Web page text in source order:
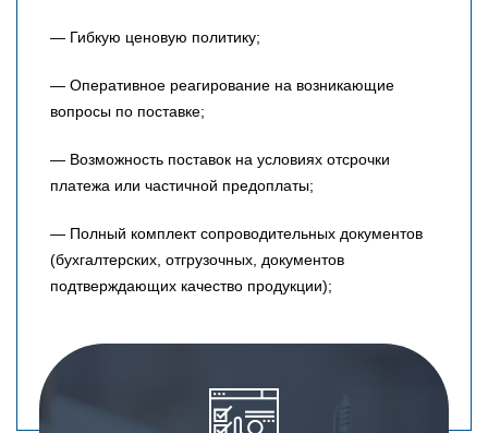
— Гибкую ценовую политику;
— Оперативное реагирование на возникающие
вопросы по поставке;
— Возможность поставок на условиях отсрочки
платежа или частичной предоплаты;
— Полный комплект сопроводительных документов
(бухгалтерских, отгрузочных, документов
подтверждающих качество продукции);